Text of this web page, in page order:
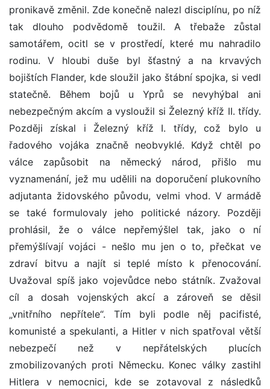
pronikavě změnil. Zde konečně nalezl disciplínu, po níž
tak dlouho podvědomě toužil. A třebaže zůstal
samotářem, ocitl se v prostředí, které mu nahradilo
rodinu. V hloubi duše byl šťastný a na krvavých
bojištích Flander, kde sloužil jako štábní spojka, si vedl
statečně. Během bojů u Yprů se nevyhýbal ani
nebezpečným akcím a vysloužil si Železný kříž II. třídy.
Později získal i Železný kříž I. třídy, což bylo u
řadového vojáka značně neobvyklé. Když chtěl po
válce zapůsobit na německý národ, přišlo mu
vyznamenání, jež mu udělili na doporučení plukovního
adjutanta židovského původu, velmi vhod. V armádě
se také formulovaly jeho politické názory. Později
prohlásil, že o válce nepřemýšlel tak, jako o ní
přemýšlívají vojáci - nešlo mu jen o to, přečkat ve
zdraví bitvu a najít si teplé místo k přenocování.
Uvažoval spíš jako vojevůdce nebo státník. Zvažoval
cíl a dosah vojenských akcí a zároveň se děsil
„vnitřního nepřítele“. Tím byli podle něj pacifisté,
komunisté a spekulanti, a Hitler v nich spatřoval větší
nebezpečí než v nepřátelských plucích
zmobilizovaných proti Německu. Konec války zastihl
Hitlera v nemocnici, kde se zotavoval z následků